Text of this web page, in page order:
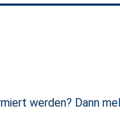
werden? Dann